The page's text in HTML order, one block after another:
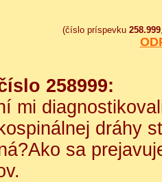
(číslo príspevku 258.999
258999:
mi
dráhy
sa